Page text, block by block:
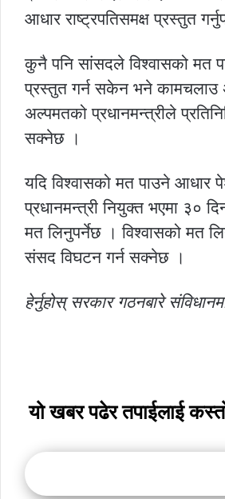
आधार राष्ट्रपतिसमक्ष प्रस्तुत
कुनै पनि सांसदले विश्वासको मत
प्रस्तुत गर्न सकेन भने कामचलाउ
अल्पमतको प्रधानमन्त्रीले
सक्नेछ ।
यदि विश्वासको मत पाउने आधार
प्रधानमन्त्री नियुक्त भएमा ३०
मत लिनुपर्नेछ । विश्वासको मत
संसद विघटन गर्न सक्नेछ ।
हेर्नुहोस् सरकार गठनबारे
यो खबर पढेर तपाईलाई